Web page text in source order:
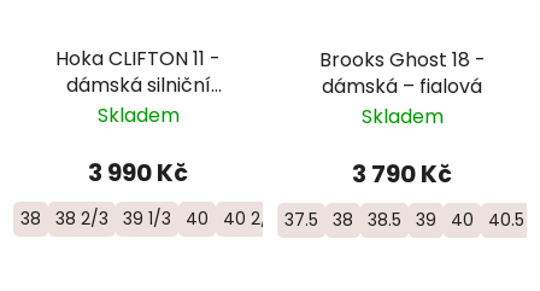
Hoka CLIFTON 11 -
dámská silniční
objemová bota -
Skladem
3 990 Kč
38 38 2/3 39 1/3 40 40 2/3
Brooks Ghost 18 -
dámská – fialová
Skladem
3 790 Kč
37.5 38 38.5 39 40 40.5